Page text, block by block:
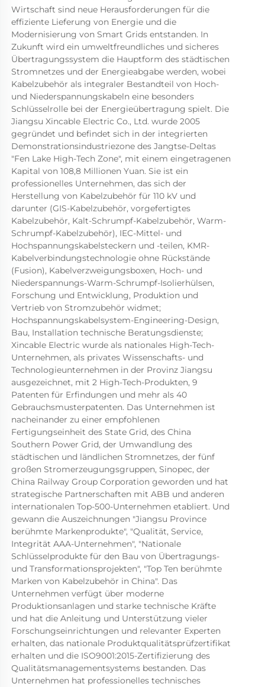
Wirtschaft sind neue Herausforderungen für die
effiziente Lieferung von Energie und die
Modernisierung von Smart Grids entstanden. In
Zukunft wird ein umweltfreundliches und sicheres
Übertragungssystem die Hauptform des städtischen
Stromnetzes und der Energieabgabe werden, wobei
Kabelzubehör als integraler Bestandteil von Hoch-
und Niederspannungskabeln eine besonders
Schlüsselrolle bei der Energieübertragung spielt. Die
Jiangsu Xincable Electric Co., Ltd. wurde 2005
gegründet und befindet sich in der integrierten
Demonstrationsindustriezone des Jangtse-Deltas
"Fen Lake High-Tech Zone", mit einem eingetragenen
Kapital von 108,8 Millionen Yuan. Sie ist ein
professionelles Unternehmen, das sich der
Herstellung von Kabelzubehör für 110 kV und
darunter (GIS-Kabelzubehör, vorgefertigtes
Kabelzubehör, Kalt-Schrumpf-Kabelzubehör, Warm-
Schrumpf-Kabelzubehör), IEC-Mittel- und
Hochspannungskabelsteckern und -teilen, KMR-
Kabelverbindungstechnologie ohne Rückstände
(Fusion), Kabelverzweigungsboxen, Hoch- und
Niederspannungs-Warm-Schrumpf-Isolierhülsen,
Forschung und Entwicklung, Produktion und
Vertrieb von Stromzubehör widmet;
Hochspannungskabelsystem-Engineering-Design,
Bau, Installation technische Beratungsdienste;
Xincable Electric wurde als nationales High-Tech-
Unternehmen, als privates Wissenschafts- und
Technologieunternehmen in der Provinz Jiangsu
ausgezeichnet, mit 2 High-Tech-Produkten, 9
Patenten für Erfindungen und mehr als 40
Gebrauchsmusterpatenten. Das Unternehmen ist
nacheinander zu einer empfohlenen
Fertigungseinheit des State Grid, des China
Southern Power Grid, der Umwandlung des
städtischen und ländlichen Stromnetzes, der fünf
großen Stromerzeugungsgruppen, Sinopec, der
China Railway Group Corporation geworden und hat
strategische Partnerschaften mit ABB und anderen
internationalen Top-500-Unternehmen etabliert. Und
gewann die Auszeichnungen "Jiangsu Province
berühmte Markenprodukte", "Qualität, Service,
Integrität AAA-Unternehmen", "Nationale
Schlüsselprodukte für den Bau von Übertragungs-
und Transformationsprojekten", "Top Ten berühmte
Marken von Kabelzubehör in China". Das
Unternehmen verfügt über moderne
Produktionsanlagen und starke technische Kräfte
und hat die Anleitung und Unterstützung vieler
Forschungseinrichtungen und relevanter Experten
erhalten, das nationale Produktqualitätsprüfzertifikat
erhalten und die ISO9001:2015-Zertifizierung des
Qualitätsmanagementsystems bestanden. Das
Unternehmen hat professionelles technisches